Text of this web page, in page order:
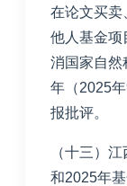
在论文买卖
他人基金项
消国家自然
年（2025
报批评。
（十三）
和2025年